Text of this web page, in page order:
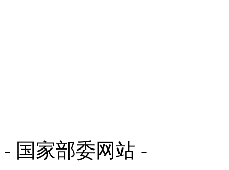
- 国家部委网站 -